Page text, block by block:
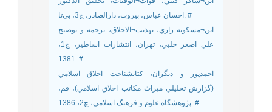
احسان عباس، بيروت، دارالصادر، ج3، بي‌تا. #
ابن¬مسکويه رازي، تهذيب¬الاخلاق، ترجمه و توضيح
علي اصغر حلبي، تهران، انتشارات اساطير، چ1،
1381. #
احمدپور و ديگران، کتابشناخت اخلاق اسلامي
(گزارش تحليلي ميراث مکاتب اخلاق اسلامي)، قم،
پژوهشگاه علوم و فرهنگ اسلامي، چ2، 1386. #